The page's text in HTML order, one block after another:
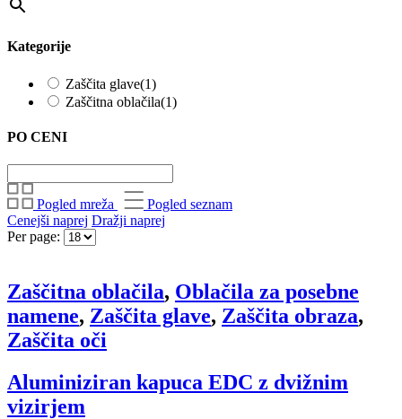
Kategorije
Zaščita glave(1)
Zaščitna oblačila(1)
PO CENI
Pogled mreža
Pogled seznam
Cenejši naprej Dražji naprej
Per page:
Zaščitna oblačila, Oblačila za posebne
namene, Zaščita glave, Zaščita obraza,
Zaščita oči
Aluminiziran kapuca EDC z dvižnim
vizirjem